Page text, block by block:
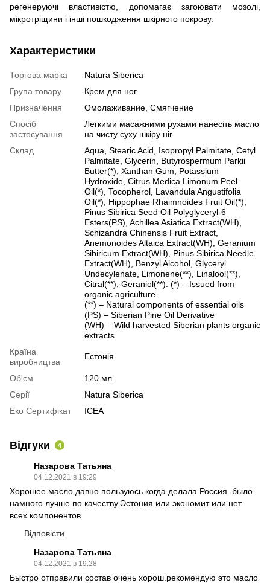
регенеруючі властивістю, допомагає загоювати мозолі,
мікротріщини і інші пошкодження шкірного покрову.
Характеристики
Торгова марка
Natura Siberica
Група товару
Крем для ног
Призначення
Омолаживание, Смягчение
Спосіб
застосування
Легкими масажними рухами нанесіть масло
на чисту суху шкіру ніг.
Склад
Aqua, Stearic Acid, Isopropyl Palmitate, Cetyl
Palmitate, Glycerin, Butyrospermum Parkii
Butter(*), Xanthan Gum, Potassium
Hydroxide, Citrus Medica Limonum Peel
Oil(*), Tocopherol, Lavandula Angustifolia
Oil(*), Hippophae Rhaimnoides Fruit Oil(*),
Pinus Sibirica Seed Oil Polyglyceryl-6
Esters(PS), Achillea Asiatica Extract(WH),
Schizandra Chinensis Fruit Extract,
Anemonoides Altaica Extract(WH), Geranium
Sibiricum Extract(WH), Pinus Sibirica Needle
Extract(WH), Benzyl Alcohol, Glyceryl
Undecylenate, Limonene(**), Linalool(**),
Citral(**), Geraniol(**). (*) – Issued from
organic agriculture
(**) – Natural components of essential oils
(PS) – Siberian Pine Oil Derivative
(WH) – Wild harvested Siberian plants organic
extracts
Країна
виробництва
Естонія
Об'єм
120 мл
Серії
Natura Siberica
Еко Сертифікат
ICEA
Відгуки 4
Назарова Татьяна
04.12.2021 в 19:29
Хорошее масло.давно пользуюсь.когда делала Россия .было
намного лучше по качеству.Эстония или экономит или нет
всех компонентов
Відповісти
Назарова Татьяна
04.12.2021 в 19:28
Быстро отправили состав очень хорош.рекомендую это масло